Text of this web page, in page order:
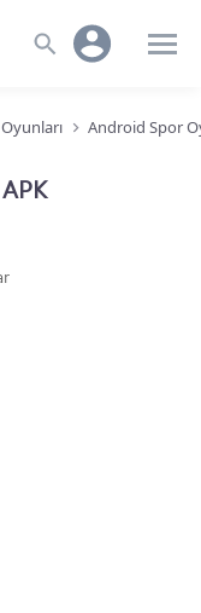
Android Spor